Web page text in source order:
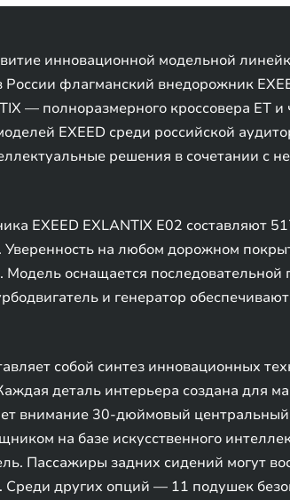
инновационной модельной
России флагманский внедорожник
— полноразмерного кроссовера ET и
EXEED среди российской
решения в сочетании с
EXEED EXLANTIX E02
на любом дорожном
оснащается последовательной
и генератор
собой синтез инновационных
деталь интерьера создана для
внимание 30-дюймовый
на базе искусственного
Пассажиры задних сидений могут
Среди других опций — 11 подушек